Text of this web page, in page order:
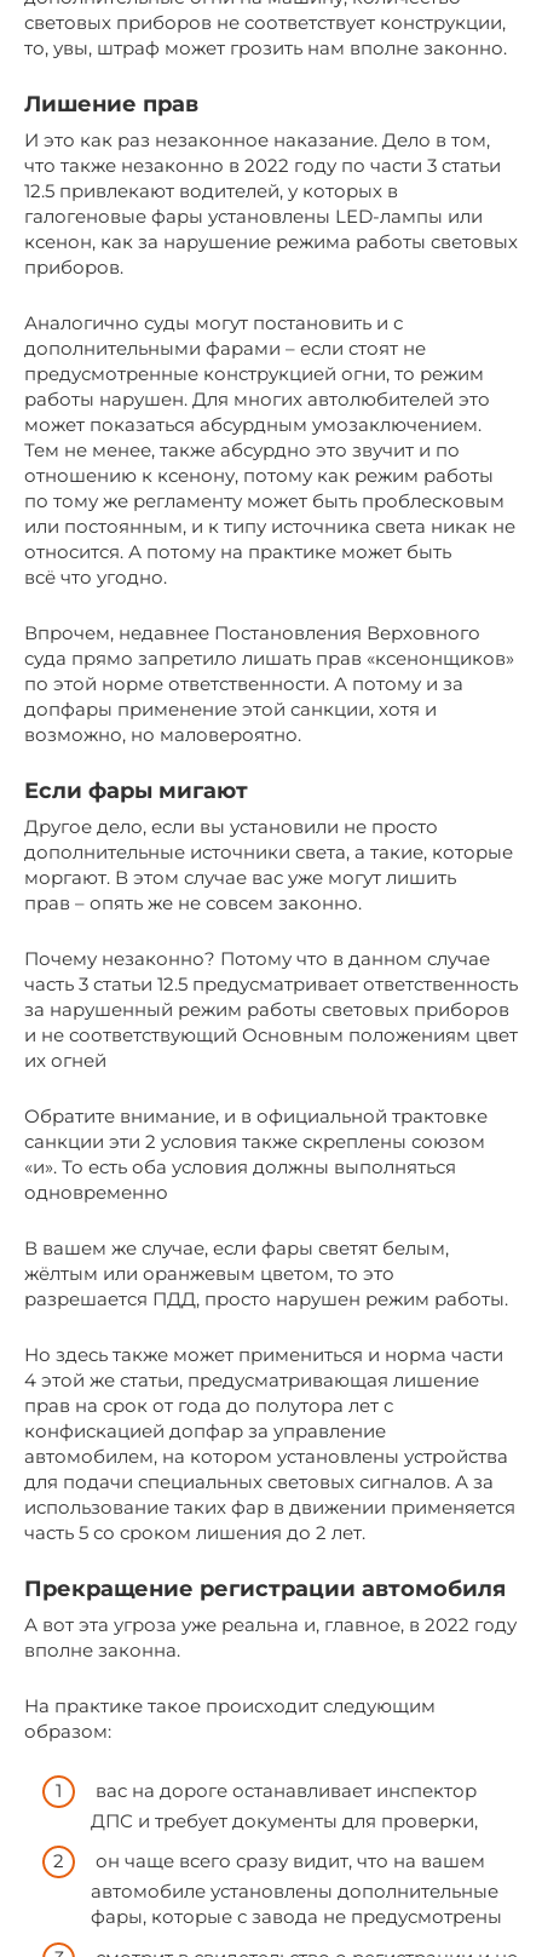
световых приборов не соответствует конструкции,
то, увы, штраф может грозить нам вполне законно.
Лишение прав
И это как раз незаконное наказание. Дело в том,
что также незаконно в 2022 году по части 3 статьи
12.5 привлекают водителей, у которых в
галогеновые фары установлены LED-лампы или
ксенон, как за нарушение режима работы световых
приборов.
Аналогично суды могут постановить и с
дополнительными фарами – если стоят не
предусмотренные конструкцией огни, то режим
работы нарушен. Для многих автолюбителей это
может показаться абсурдным умозаключением.
Тем не менее, также абсурдно это звучит и по
отношению к ксенону, потому как режим работы
по тому же регламенту может быть проблесковым
или постоянным, и к типу источника света никак не
относится. А потому на практике может быть
всё что угодно.
Впрочем, недавнее Постановления Верховного
суда прямо запретило лишать прав «ксенонщиков»
по этой норме ответственности. А потому и за
допфары применение этой санкции, хотя и
возможно, но маловероятно.
Если фары мигают
Другое дело, если вы установили не просто
дополнительные источники света, а такие, которые
моргают. В этом случае вас уже могут лишить
прав – опять же не совсем законно.
Почему незаконно? Потому что в данном случае
часть 3 статьи 12.5 предусматривает ответственность
за нарушенный режим работы световых приборов
и не соответствующий Основным положениям цвет
их огней
Обратите внимание, и в официальной трактовке
санкции эти 2 условия также скреплены союзом
«и». То есть оба условия должны выполняться
одновременно
В вашем же случае, если фары светят белым,
жёлтым или оранжевым цветом, то это
разрешается ПДД, просто нарушен режим работы.
Но здесь также может примениться и норма части
4 этой же статьи, предусматривающая лишение
прав на срок от года до полутора лет с
конфискацией допфар за управление
автомобилем, на котором установлены устройства
для подачи специальных световых сигналов. А за
использование таких фар в движении применяется
часть 5 со сроком лишения до 2 лет.
Прекращение регистрации автомобиля
А вот эта угроза уже реальна и, главное, в 2022 году
вполне законна.
На практике такое происходит следующим
образом:
вас на дороге останавливает инспектор
ДПС и требует документы для проверки,
он чаще всего сразу видит, что на вашем
автомобиле установлены дополнительные
фары, которые с завода не предусмотрены